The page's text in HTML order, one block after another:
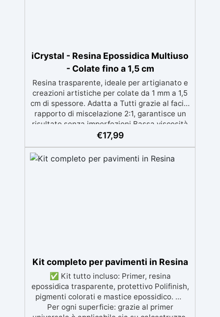
iCrystal - Resina Epossidica Multiuso
- Colate fino a 1,5 cm
Resina trasparente, ideale per artigianato e
creazioni artistiche per colate da 1 mm a 1,5
cm di spessore. Adatta a Tutti grazie al facile
rapporto di miscelazione 2:1, garantisce un
risultato senza imperfezioni Bassa viscosità
per colate senza bolle, compatibile con
materiali. Certificata post-catalisi atossica e
sicura per il contatto con la pelle, Bpa Free e
€17,99
Kit completo per pavimenti in Resina
✅ Kit tutto incluso: Primer, resina
epossidica trasparente, protettivo Polifinish,
pigmenti colorati e mastice epossidico. ✅
Per ogni superficie: grazie al primer